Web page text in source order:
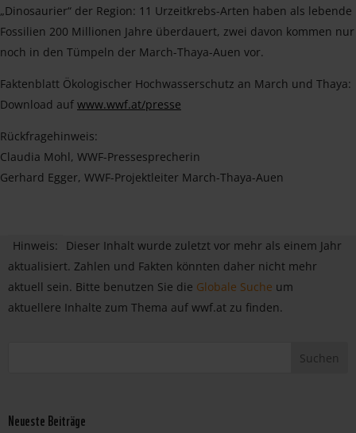
„Dinosaurier“ der Region: 11 Urzeitkrebs-Arten haben als lebende
Fossilien 200 Millionen Jahre überdauert, zwei davon kommen nur
noch in den Tümpeln der March-Thaya-Auen vor.
Faktenblatt Ökologischer Hochwasserschutz an March und Thaya:
Download auf www.wwf.at/presse
Rückfragehinweis:
Claudia Mohl, WWF-Pressesprecherin
Gerhard Egger, WWF-Projektleiter March-Thaya-Auen
Hinweis:
Dieser Inhalt wurde zuletzt vor mehr als einem Jahr
aktualisiert. Zahlen und Fakten könnten daher nicht mehr
aktuell sein. Bitte benutzen Sie die Globale Suche um
aktuellere Inhalte zum Thema auf wwf.at zu finden.
Neueste Beiträge